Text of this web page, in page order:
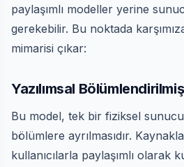
paylaşımlı modeller yerine
gerekebilir. Bu noktada
mimarisi çıkar:
Yazılımsal
Bu model, tek bir fiziksel
bölümlere ayrılmasıdır.
kullanıcılarla paylaşımlı olarak